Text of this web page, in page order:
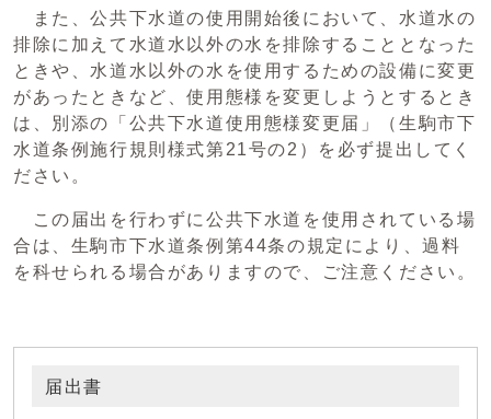
また、公共下水道の使用開始後において、水道水の
排除に加えて水道水以外の水を排除することとなった
ときや、水道水以外の水を使用するための設備に変更
があったときなど、使用態様を変更しようとするとき
は、別添の「公共下水道使用態様変更届」（生駒市下
水道条例施行規則様式第21号の2）を必ず提出してく
ださい。
この届出を行わずに公共下水道を使用されている場
合は、生駒市下水道条例第44条の規定により、過料
を科せられる場合がありますので、ご注意ください。
届出書